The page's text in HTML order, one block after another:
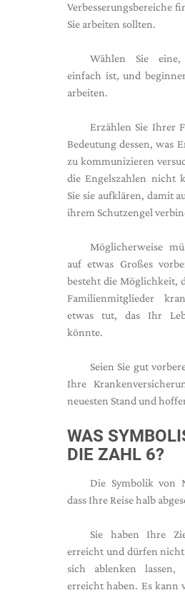
Verbesserungsbereiche
Sie arbeiten sollten.
Wählen Sie
einfach ist, und
arbeiten.
Erzählen Sie Ihrer
Bedeutung dessen, was
zu kommunizieren
die Engelszahlen nicht
Sie sie aufklären, damit
ihrem Schutzengel
Möglicherweise
auf etwas Großes
besteht die Möglichkeit,
Familienmitglieder
etwas tut, das Ihr
könnte.
Seien Sie gut
Ihre
neuesten Stand und
WAS
DIE ZAHL 6?
Die Symbolik von
dass Ihre Reise halb
Sie haben Ihre
erreicht und dürfen
sich ablenken lassen,
erreicht haben. Es kann